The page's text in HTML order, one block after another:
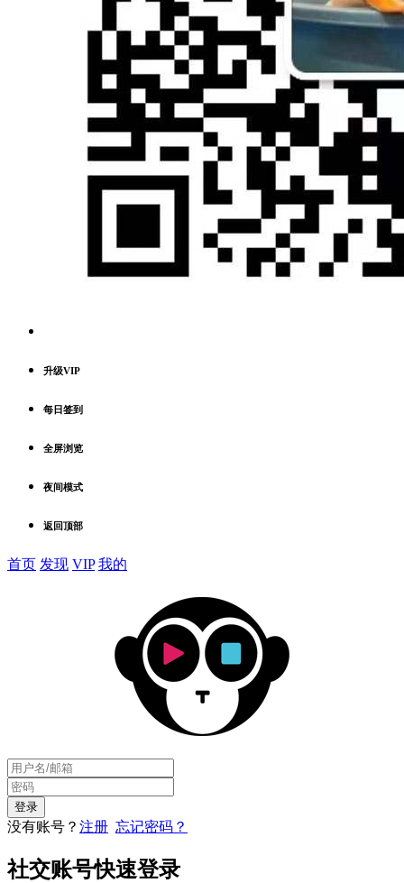
升级VIP
每日签到
全屏浏览
夜间模式
返回顶部
首页 发现 VIP 我的
没有账号？ 注册 忘记密码？
社交账号快速登录